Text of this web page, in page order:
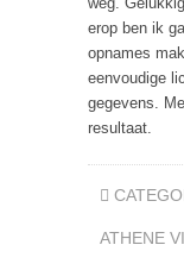
erop ben ik
opnames
eenvoudige
gegevens.
resultaat.
ATHENE